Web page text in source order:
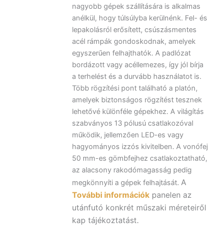
nagyobb gépek szállítására is alkalmas
anélkül, hogy túlsúlyba kerülnénk. Fel- és
lepakolásról erősített, csúszásmentes
acél rámpák gondoskodnak, amelyek
egyszerűen felhajthatók. A padlózat
bordázott vagy acéllemezes, így jól bírja
a terhelést és a durvább használatot is.
Több rögzítési pont található a platón,
amelyek biztonságos rögzítést tesznek
lehetővé különféle gépekhez. A világítás
szabványos 13 pólusú csatlakozóval
működik, jellemzően LED-es vagy
hagyományos izzós kivitelben. A vonófej
50 mm-es gömbfejhez csatlakoztatható,
az alacsony rakodómagasság pedig
megkönnyíti a gépek felhajtását. A
További információkpanelen az
utánfutó konkrét műszaki méreteiről
kap tájékoztatást.